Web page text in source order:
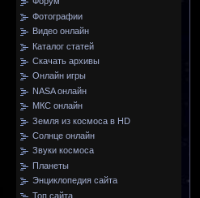
Фотографии
Видео онлайн
Каталог статей
Скачать архивы
Онлайн игры
NASA онлайн
МКС онлайн
Земля из космоса в HD
Солнце онлайн
Звуки космоса
Планеты
Энциклопедия сайта
Топ сайта